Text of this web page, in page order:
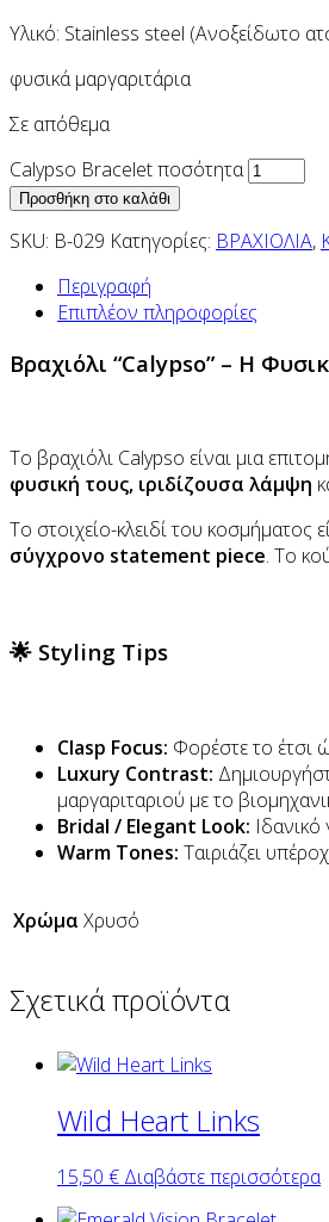
Υλικό: Stainless steel (Ανοξείδωτο
φυσικά μαργαριτάρια
Σε απόθεμα
Calypso Bracelet ποσότητα
Προσθήκη στο καλάθι
SKU: B-029 Κατηγορίες: ΒΡΑΧΙΟΛΙΑ,
Περιγραφή
Επιπλέον πληροφορίες
Βραχιόλι “Calypso” – Η
Το βραχιόλι Calypso είναι μια
φυσική τους, ιριδίζουσα λάμψη
Το στοιχείο-κλειδί του κοσμήματος
σύγχρονο statement piece. Το
🌟 Styling Tips
Clasp Focus: Φορέστε το έτσι
Luxury Contrast:
μαργαριταριού με το
Bridal / Elegant Look:
Warm Tones: Ταιριάζει
Χρώμα Χρυσό
Σχετικά προϊόντα
Wild Heart Links
15,50 € Διαβάστε περισσότερα